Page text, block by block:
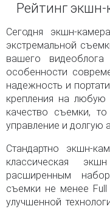
Рейтинг
Сегодня экшн-
экстремальной
вашего видеоблога
особенности
надежность и
крепления на любую
качество съемки,
управление и долгую
Стандартно экшн-
классическая
расширенным
съемки не менее Full
улучшенной